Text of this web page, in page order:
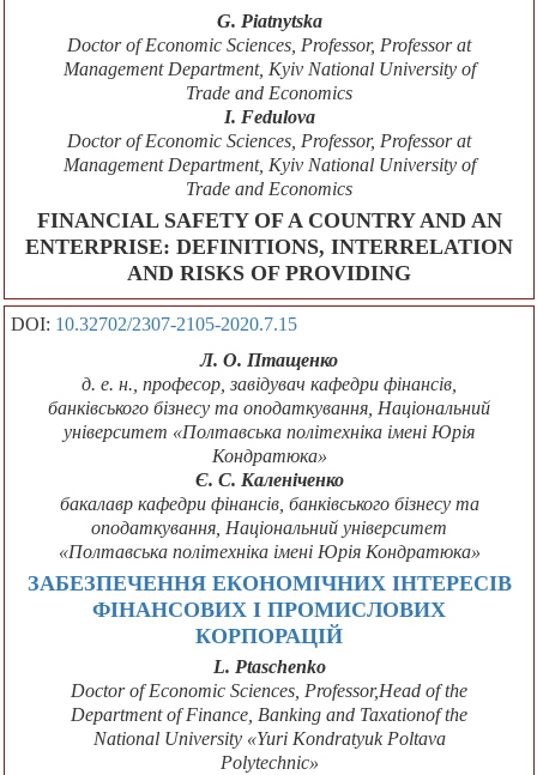
G. Piatnytska
Doctor of Economic Sciences, Professor, Professor at
Management Department, Kyiv National University of
Trade and Economics
I. Fedulova
Doctor of Economic Sciences, Professor, Professor at
Management Department, Kyiv National University of
Trade and Economics
FINANCIAL SAFETY OF A COUNTRY AND AN
ENTERPRISE: DEFINITIONS, INTERRELATION
AND RISKS OF PROVIDING
DOI: 10.32702/2307-2105-2020.7.15
Л. О. Птащенко
д. е. н., професор, завідувач кафедри фінансів,
банківського бізнесу та оподаткування, Національний
університет «Полтавська політехніка імені Юрія
Кондратюка»
Є. С. Каленіченко
бакалавр кафедри фінансів, банківського бізнесу та
оподаткування, Національний університет
«Полтавська політехніка імені Юрія Кондратюка»
ЗАБЕЗПЕЧЕННЯ ЕКОНОМІЧНИХ ІНТЕРЕСІВ
ФІНАНСОВИХ І ПРОМИСЛОВИХ
КОРПОРАЦІЙ
L. Ptaschenko
Doctor of Economic Sciences, Professor,Head of the
Department of Finance, Banking and Taxationof the
National University «Yuri Kondratyuk Poltava
Polytechnic»